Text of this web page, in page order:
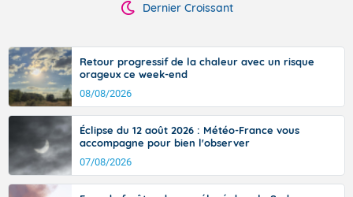
Dernier Croissant
Retour progressif de la chaleur avec un risque
orageux ce week-end
08/08/2026
Éclipse du 12 août 2026 : Météo-France vous
accompagne pour bien l'observer
07/08/2026